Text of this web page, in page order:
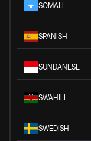
SOMALI
SPANISH
SUNDANESE
SWAHILI
SWEDISH